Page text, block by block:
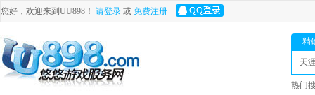
您好，欢迎来到UU898！ 请登录 或 免费注册
精
天
热门